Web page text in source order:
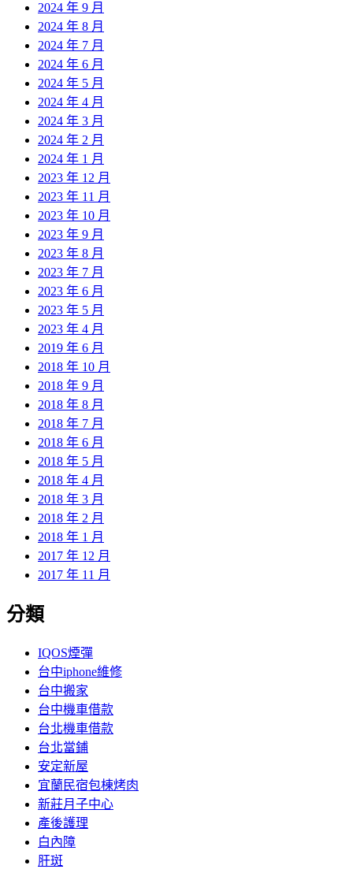
2024 年 9 月
2024 年 8 月
2024 年 7 月
2024 年 6 月
2024 年 5 月
2024 年 4 月
2024 年 3 月
2024 年 2 月
2024 年 1 月
2023 年 12 月
2023 年 11 月
2023 年 10 月
2023 年 9 月
2023 年 8 月
2023 年 7 月
2023 年 6 月
2023 年 5 月
2023 年 4 月
2019 年 6 月
2018 年 10 月
2018 年 9 月
2018 年 8 月
2018 年 7 月
2018 年 6 月
2018 年 5 月
2018 年 4 月
2018 年 3 月
2018 年 2 月
2018 年 1 月
2017 年 12 月
2017 年 11 月
分類
IQOS煙彈
台中iphone維修
台中搬家
台中機車借款
台北機車借款
台北當鋪
安定新屋
宜蘭民宿包棟烤肉
新莊月子中心
產後護理
白內障
肝斑